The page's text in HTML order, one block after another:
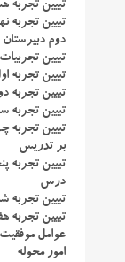
تبیین تجربه
تبیین تجربه
دوم دبیرستان
تبیین
تبیین تجربه
تبیین تجربه
تبیین تجربه
تبیین تجربه
بر تدریس
تبیین تجربه
درس
تبیین تجربه
تبیین تجربه
عوامل
امور محوله